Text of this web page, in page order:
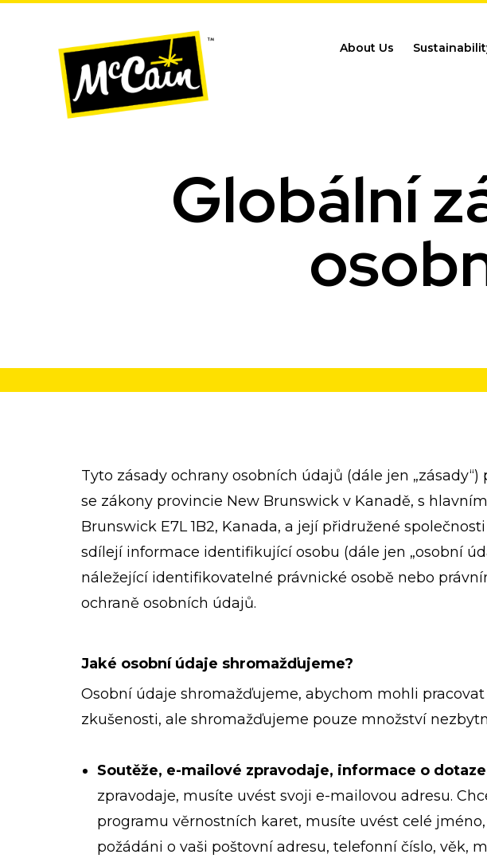
About Us
Globální
Tyto zásady ochrany osobních údajů (dále jen
se zákony provincie New Brunswick v Kanadě, s
Brunswick E7L 1B2, Kanada, a její přidružené
sdílejí informace identifikující osobu (dále jen „osobní
náležející identifikovatelné právnické osobě nebo
ochraně osobních údajů.
Jaké osobní údaje shromažďujeme?
Osobní údaje shromažďujeme, abychom mohli
zkušenosti, ale shromažďujeme pouze množství
Soutěže, e-mailové zpravodaje, informace o
zpravodaje, musíte uvést svoji e-mailovou adresu.
programu věrnostních karet, musíte uvést celé
požádáni o vaši poštovní adresu, telefonní číslo, věk,